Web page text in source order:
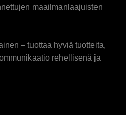
maailmanlaajuisten
– tuottaa hyviä tuotteita,
rehellisenä ja